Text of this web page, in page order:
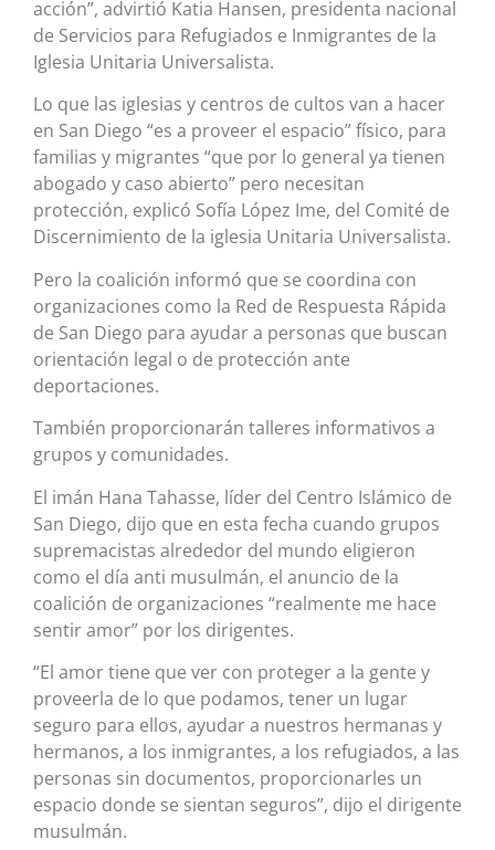
acción”, advirtió Katia Hansen, presidenta nacional
de Servicios para Refugiados e Inmigrantes de la
Iglesia Unitaria Universalista.
Lo que las iglesias y centros de cultos van a hacer
en San Diego “es a proveer el espacio” físico, para
familias y migrantes “que por lo general ya tienen
abogado y caso abierto” pero necesitan
protección, explicó Sofía López Ime, del Comité de
Discernimiento de la iglesia Unitaria Universalista.
Pero la coalición informó que se coordina con
organizaciones como la Red de Respuesta Rápida
de San Diego para ayudar a personas que buscan
orientación legal o de protección ante
deportaciones.
También proporcionarán talleres informativos a
grupos y comunidades.
El imán Hana Tahasse, líder del Centro Islámico de
San Diego, dijo que en esta fecha cuando grupos
supremacistas alrededor del mundo eligieron
como el día anti musulmán, el anuncio de la
coalición de organizaciones “realmente me hace
sentir amor” por los dirigentes.
“El amor tiene que ver con proteger a la gente y
proveerla de lo que podamos, tener un lugar
seguro para ellos, ayudar a nuestros hermanas y
hermanos, a los inmigrantes, a los refugiados, a las
personas sin documentos, proporcionarles un
espacio donde se sientan seguros”, dijo el dirigente
musulmán.